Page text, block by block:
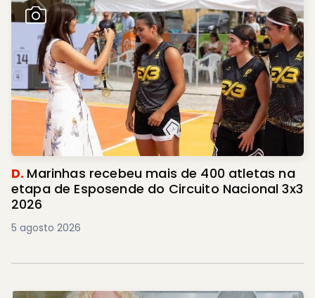
D. Marinhas recebeu mais de 400 atletas na
etapa de Esposende do Circuito Nacional 3x3
2026
5 agosto 2026